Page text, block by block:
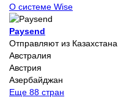
О системе Wise
Paysend
Отправляют из Казахстана
Австралия
Австрия
Азербайджан
Еще 88 стран